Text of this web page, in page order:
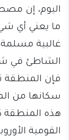
اليوم، إن
ما يعني أي
غالبية
الشاطئ في
فإن المنطقة
سكانها من
هذه المنطقة
القومية